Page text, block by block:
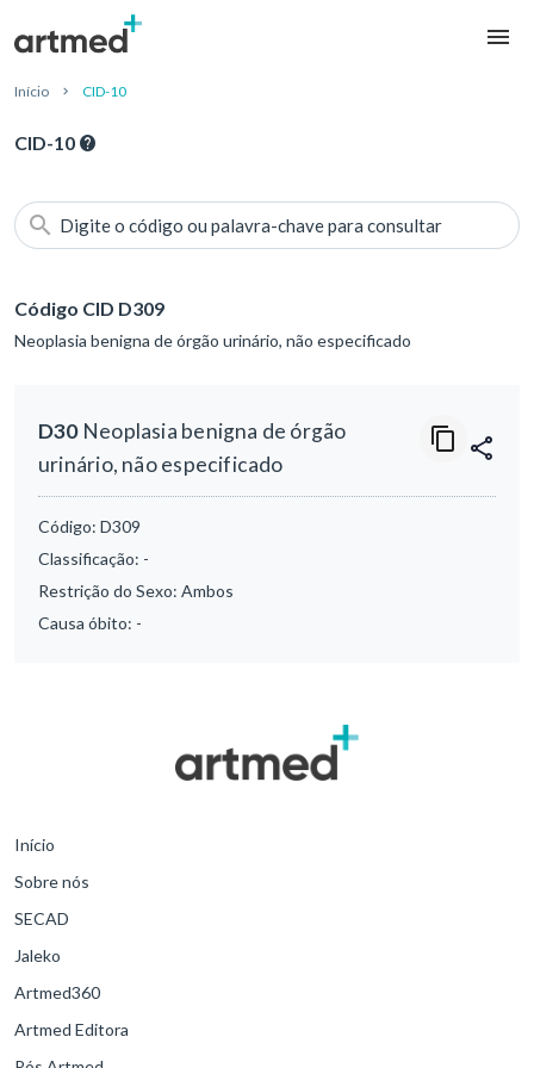
Início CID-10
CID-10
Digite o código ou palavra-chave para consultar
Código CID D309
Neoplasia benigna de órgão urinário, não especificado
D30Neoplasia benigna de órgão
urinário, não especificado
Código: D309
Classificação: -
Restrição do Sexo: Ambos
Causa óbito: -
Início
Sobre nós
SECAD
Jaleko
Artmed360
Artmed Editora